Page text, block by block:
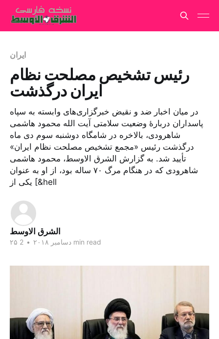
ایران
رئیس تشخیص مصلحت نظام
ایران درگذشت
در میان اخبار ضد و نقیض خبرگزاری‌های وابسته به سپاه
پاسداران دربارهٔ وضعیت سلامتی آیت الله محمود هاشمی
شاهرودی، بالاخره در شامگاه دوشنبه سوم دی ماه
درگذشت رئیس «مجمع تشخیص مصلحت نظام ایران»
تأیید شد. به گزارش الشرق الاوسط، محمود هاشمی
شاهرودی که در هنگام مرگ ۷۰ ساله بود، از او به عنوان
یکی از [&hell
الشرق الاوسط
۲۵ دسامبر ۲۰۱۸ • 2 min read